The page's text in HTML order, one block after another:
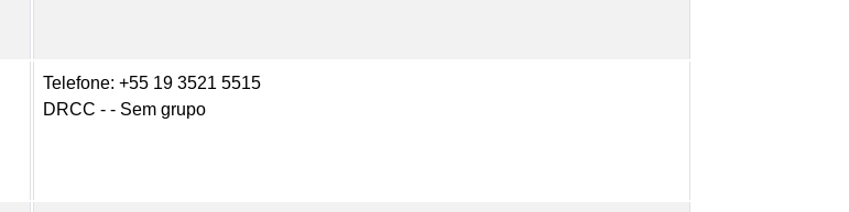
Telefone: +55 19 3521 5515
DRCC - - Sem grupo